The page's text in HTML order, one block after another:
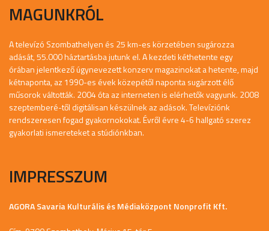
MAGUNKRÓL
A televízó Szombathelyen és 25 km-es körzetében sugározza
adását, 55.000 háztartásba jutunk el. A kezdeti kéthetente egy
órában jelentkező úgynevezett konzerv magazinokat a hetente, majd
kétnaponta, az 1990-es évek közepétől naponta sugárzott élő
műsorok váltották. 2004 óta az interneten is elérhetők vagyunk. 2008
szeptemberé-től digitálisan készülnek az adások. Televíziónk
rendszeresen fogad gyakornokokat. Évről évre 4-6 hallgató szerez
gyakorlati ismereteket a stúdiónkban.
IMPRESSZUM
AGORA Savaria Kulturális és Médiaközpont Nonprofit Kft.